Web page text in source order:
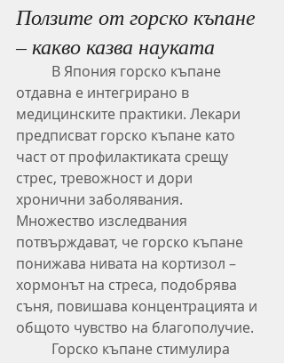
Ползите от горско къпане
– какво казва науката
отдавна е интегрирано в
медицинските практики. Лекари
предписват горско къпане като
част от профилактиката срещу
стрес, тревожност и дори
хронични заболявания.
Множество изследвания
потвърждават, че горско къпане
понижава нивата на кортизол –
хормонът на стреса, подобрява
съня, повишава концентрацията и
общото чувство на благополучие.